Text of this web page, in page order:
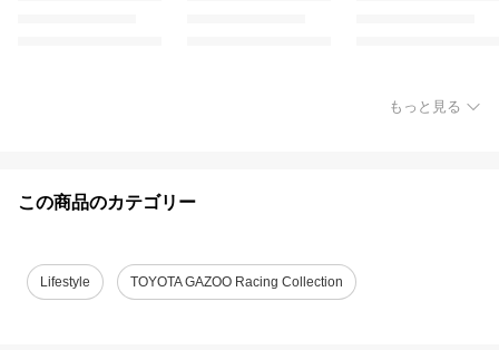
もっと見る
この商品のカテゴリー
Lifestyle TOYOTA GAZOO Racing Collection